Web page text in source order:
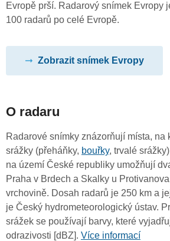
Evropě prší. Radarový snímek Evropy
100 radarů po celé Evropě.
Zobrazit snímek Evropy
O radaru
Radarové snímky znázorňují místa, na
srážky (přeháňky, bouřky, trvalé
na území České republiky umožňují
Praha v Brdech a Skalky u
vrchovině. Dosah radarů je 250 km a
je Český hydrometeorologický ústav.
srážek se používají barvy, které
odrazivosti [dBZ]. Více informací